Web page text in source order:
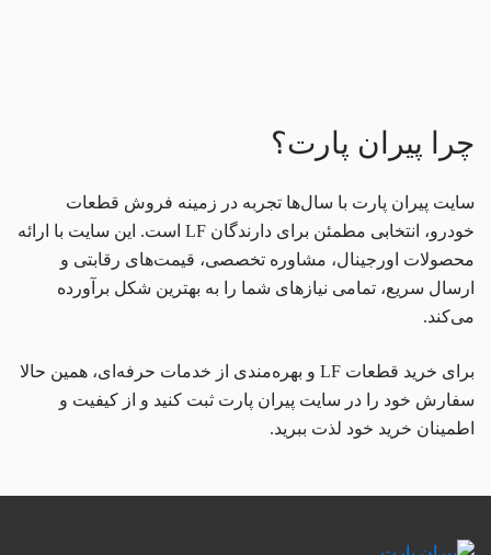
چرا پیران پارت؟
سایت پیران پارت با سال‌ها تجربه در زمینه فروش قطعات
خودرو، انتخابی مطمئن برای دارندگان LF است. این سایت با ارائه
محصولات اورجینال، مشاوره تخصصی، قیمت‌های رقابتی و
ارسال سریع، تمامی نیازهای شما را به بهترین شکل برآورده
می‌کند.
برای خرید قطعات LF و بهره‌مندی از خدمات حرفه‌ای، همین حالا
سفارش خود را در سایت پیران پارت ثبت کنید و از کیفیت و
اطمینان خرید خود لذت ببرید.